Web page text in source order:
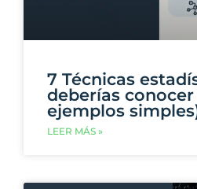
7 Técnicas
deberías conocer
ejemplos
LEER MÁS »